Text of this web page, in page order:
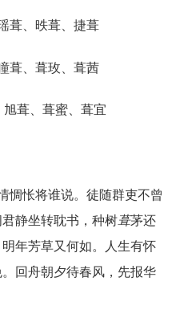
葺、昳葺、捷葺
葺、葺玫、葺茜
葺、葺蜜、葺宜
惆怅将谁说。徒随群吏不曾
静坐转耽书，种树葺茅还
年芳草又何如。人生有怀
回舟朝夕待春风，先报华